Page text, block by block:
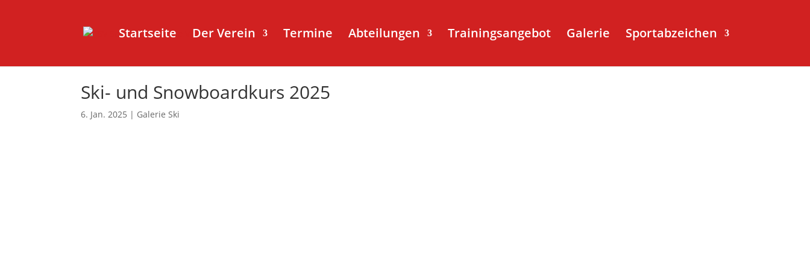
Startseite Der Verein Termine Abteilungen Trainingsangebot Galerie Sportabzeichen
Ski- und Snowboardkurs 2025
6. Jan. 2025 | Galerie Ski